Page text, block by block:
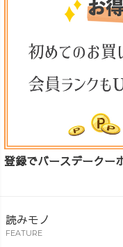
登録でバースデークー
読みモノ
FEATURE